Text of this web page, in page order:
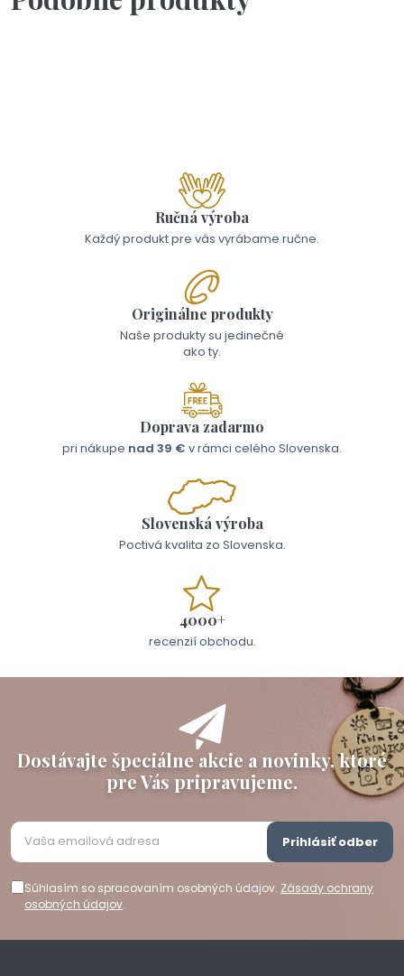
Ručná výroba
Každý produkt pre vás vyrábame ručne.
Originálne produkty
Naše produkty su jedinečné
ako ty.
Doprava zadarmo
pri nákupe nad 39 € v rámci celého Slovenska.
Slovenská výroba
Poctivá kvalita zo Slovenska.
4000+
recenzií obchodu.
Dostávajte špeciálne akcie a novinky, ktoré
pre Vás pripravujeme.
Súhlasím so spracovaním osobných údajov. Zásady ochrany
osobných údajov.
Prihlásiť odber